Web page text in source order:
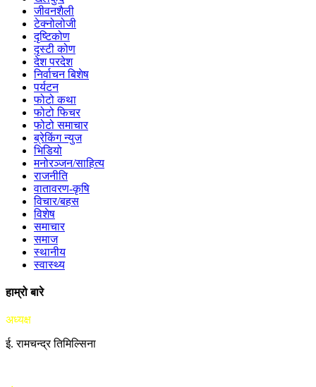
जीवनशैली
टेक्नोलोजी
दृष्टिकोण
दृस्टी कोण
देश परदेश
निर्वाचन बिशेष
पर्यटन
फोटो कथा
फोटो फिचर
फोटो समाचार
ब्रेकिंग न्युज
भिडियो
मनोरञ्जन/साहित्य
राजनीति
वातावरण-कृषि
विचार/बहस
विशेष
समाचार
समाज
स्थानीय
स्वास्थ्य
हाम्रो बारे
अध्यक्ष
ई. रामचन्द्र तिमिल्सिना